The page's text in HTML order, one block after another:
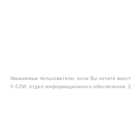
Уважаемые пользователи, если Вы хотите
© CЛИ, отдел информационного обеспечения,